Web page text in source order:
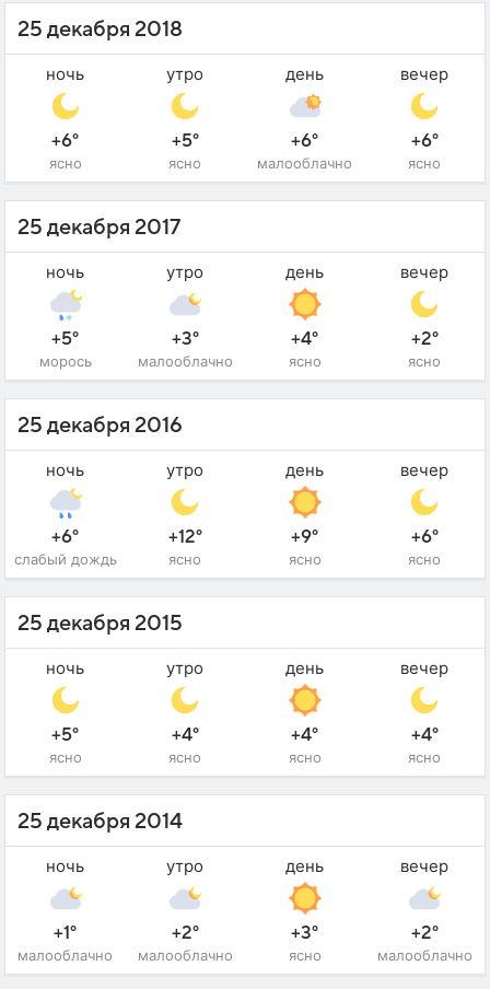
25 декабря 2018
ночь
+6°
ясно
утро
+5°
ясно
день
+6°
малооблачно
вечер
+6°
ясно
25 декабря 2017
ночь
+5°
морось
утро
+3°
малооблачно
день
+4°
ясно
вечер
+2°
ясно
25 декабря 2016
ночь
+6°
слабый дождь
утро
+12°
ясно
день
+9°
ясно
вечер
+6°
ясно
25 декабря 2015
ночь
+5°
ясно
утро
+4°
ясно
день
+4°
ясно
вечер
+4°
ясно
25 декабря 2014
ночь
+1°
малооблачно
утро
+2°
малооблачно
день
+3°
ясно
вечер
+2°
малооблачно